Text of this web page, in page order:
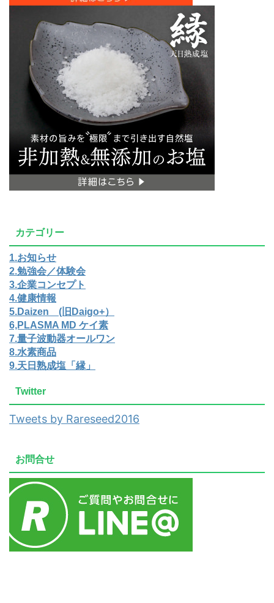
カテゴリー
1.お知らせ
2.勉強会／体験会
3.企業コンセプト
4.健康情報
5.Daizen (旧Daigo+）
6,PLASMA MD ケイ素
7.量子波動器オールワン
8.水素商品
9.天日熟成塩「縁」
Twitter
Tweets by Rareseed2016
お問合せ